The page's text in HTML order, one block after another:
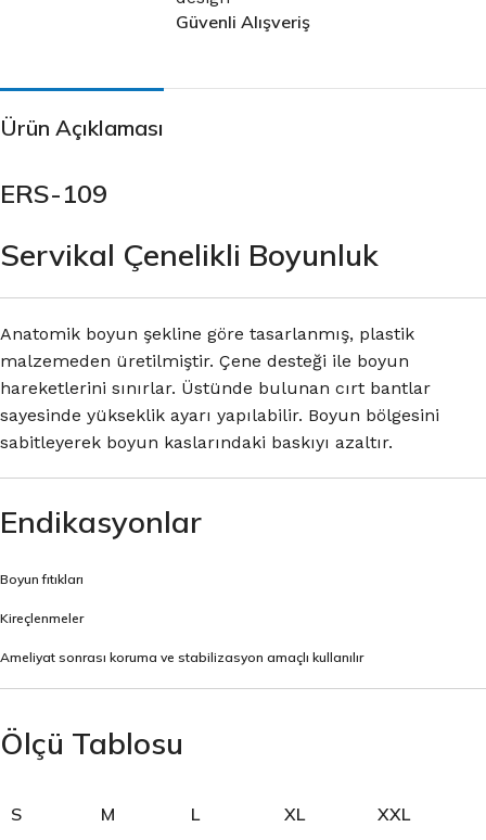
Güvenli Alışveriş
Ürün Açıklaması
ERS-109
Servikal Çenelikli Boyunluk
Anatomik boyun şekline göre tasarlanmış, plastik
malzemeden üretilmiştir. Çene desteği ile boyun
hareketlerini sınırlar. Üstünde bulunan cırt bantlar
sayesinde yükseklik ayarı yapılabilir. Boyun bölgesini
sabitleyerek boyun kaslarındaki baskıyı azaltır.
Endikasyonlar
Boyun fıtıkları
Kireçlenmeler
Ameliyat sonrası koruma ve stabilizasyon amaçlı kullanılır
Ölçü Tablosu
S M L XL XXL